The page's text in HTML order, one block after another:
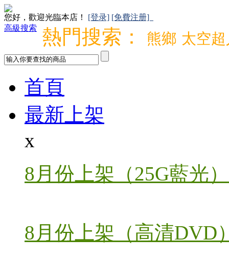
您好，歡迎光臨本店！ [登录] [免費注册]
高級搜索
熱門搜索： 熊鄉 太空
首頁
最新上架
x
8月份上架（25G藍光）
8月份上架（高清DVD